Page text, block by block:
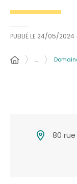
PUBLIÉ LE 24/05/2024
…
80 rue